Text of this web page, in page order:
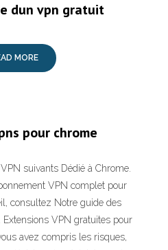
dun vpn gratuit
MORE
pour chrome
suivants Dédié à Chrome.
VPN complet pour
consultez Notre guide des
VPN gratuites pour
avez compris les risques,